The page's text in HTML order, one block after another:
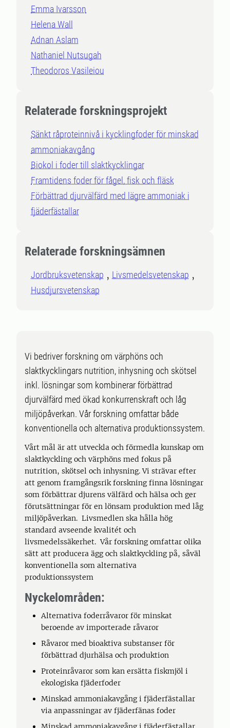
Emma Ivarsson
Helena Wall
Adnan Aslam
Nathaniel Nutsugah
Theodoros Vasileiou
Relaterade forskningsprojekt
Sänkt råproteinnivå i kycklingfoder för minskad
ammoniakavgång
Biokol i foder till slaktkycklingar
Framtidens foder för fågel, fisk och fläsk
Förbättrad djurvälfärd med lägre ammoniak i
fjäderfästallar
Relaterade forskningsämnen
Jordbruksvetenskap
Livsmedelsvetenskap
Husdjursvetenskap
Vi bedriver forskning om värphöns och
slaktkycklingars nutrition, inhysning och skötsel
inkl. lösningar som kombinerar förbättrad
djurvälfärd med ökad konkurrenskraft och låg
miljöpåverkan. Vår forskning omfattar både
konventionella och alternativa produktionssystem.
Vårt mål är att utveckla och förmedla kunskap om
slaktkyckling och värphöns med fokus på
nutrition, skötsel och inhysning. Vi strävar efter
att genom framgångsrik forskning finna lösningar
som förbättrar djurens välfärd och hälsa och ger
förutsättningar för en lönsam produktion med låg
miljöpåverkan. Livsmedlen ska hålla hög
standard avseende kvalitét och
livsmedelssäkerhet. Vår forskning omfattar olika
sätt att producera ägg och slaktkyckling på, såväl
konventionella som alternativa
produktionssystem
Nyckelområden:
Alternativa foderråvaror för minskat
beroende av importerade råvaror
Råvaror med bioaktiva substanser för
förbättrad djurhälsa och produktion
Proteinråvaror som kan ersätta fiskmjöl i
ekologiska fjäderfoder
Minskad ammoniakavgång i fjäderfästallar
via anpassningar av fjäderfänas foder